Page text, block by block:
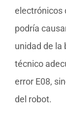
electrónicos
podría
unidad de la
técnico
error E08,
del robot.